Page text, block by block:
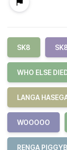
SK8
WHO ELSE
LANGA
WOOOOO
RENGA